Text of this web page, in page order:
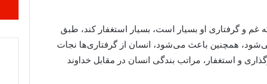
و گرفتاری او بسیار است، بسیار استغفار کند، طبق
همچنین باعث می‌شود، انسان از گرفتاری‌ها نجات
و استغفار، مراتب بندگی انسان در مقابل خداوند